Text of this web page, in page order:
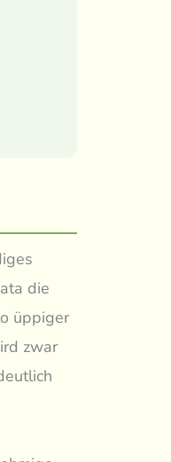
die
üppiger
zwar